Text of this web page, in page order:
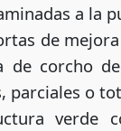
a la
de
de corcho
parciales o
verde